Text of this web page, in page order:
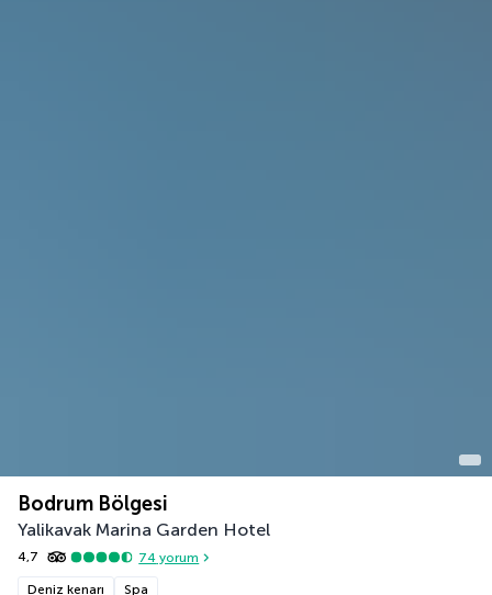
Bodrum Bölgesi
Yalikavak Marina Garden Hotel
4,7 74 yorum
Deniz kenarı Spa